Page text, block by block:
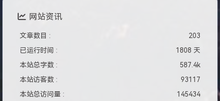
网站资讯
文章数目 :
203
已运行时间 :
1808 天
本站总字数 :
587.4k
本站访客数 :
93117
本站总访问量 :
145434